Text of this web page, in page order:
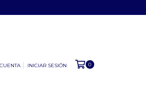
INICIAR SESIÓN 0